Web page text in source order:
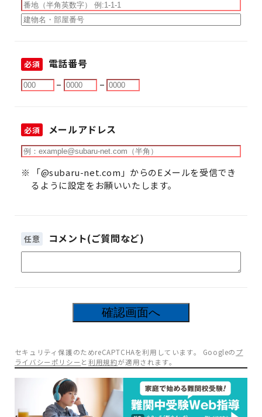
必須
電話番号
–
–
必須 メールアドレス
「@subaru-net.com」からのEメールを受信でき
るように設定をお願いいたします。
任意 コメント(ご質問など)
箇所の入力項目に不備があります。
セキュリティ保護のためreCAPTCHAを利用しています。 Googleのプ
ライバシーポリシーと利用規約が適用されます。